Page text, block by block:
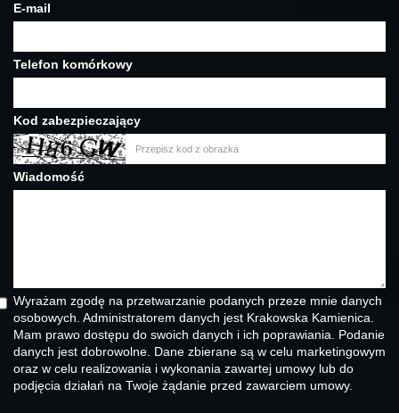
E-mail
Telefon komórkowy
Kod zabezpieczający
Wiadomość
Wyrażam zgodę na przetwarzanie podanych przeze mnie danych
osobowych. Administratorem danych jest Krakowska Kamienica.
Mam prawo dostępu do swoich danych i ich poprawiania. Podanie
danych jest dobrowolne. Dane zbierane są w celu marketingowym
oraz w celu realizowania i wykonania zawartej umowy lub do
podjęcia działań na Twoje żądanie przed zawarciem umowy.